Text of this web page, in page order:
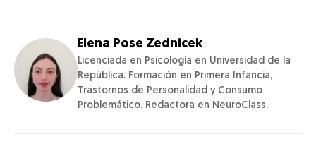
Elena Pose Zednicek
Licenciada en Psicología en Universidad de la
República. Formación en Primera Infancia,
Trastornos de Personalidad y Consumo
Problemático. Redactora en NeuroClass.